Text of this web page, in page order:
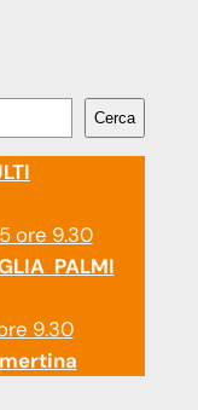
Cerca
ore 9.30
PALMI
9.30